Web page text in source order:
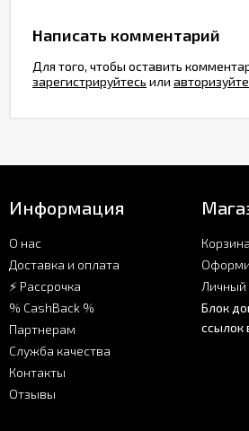
Написать комментарий
Для того, чтобы оставить
зарегистрируйтесь или
Информация
О нас
Доставка и оплата
⚡ Рассрочка
% CashBack %
Партнерам
Служба качества
Контакты
Отзывы
Корзина
Личный
Блок
ссылок